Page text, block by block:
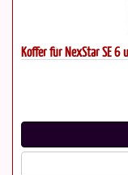
Koffer für NexStar SE